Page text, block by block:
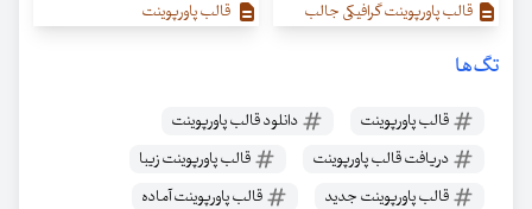
قالب پاورپوینت گرافیکی جالب قالب پاورپوینت
تگ‌ها
قالب پاورپوینت
دانلود قالب پاورپوینت
دریافت قالب پاورپوینت
قالب پاورپوینت زیبا
قالب پاورپوینت جدید
قالب پاورپوینت آماده